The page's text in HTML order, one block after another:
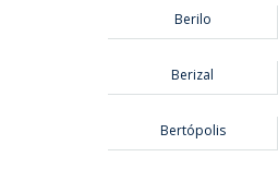
Berilo
Berizal
Bertópolis